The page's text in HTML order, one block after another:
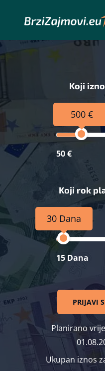
Koji
500 €
50 €
Koji rok
30 Dana
15 Dana
PRIJAVI
Planirano
Ukupan iznos